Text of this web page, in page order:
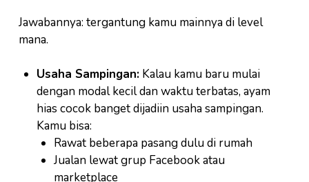
Jawabannya: tergantung kamu mainnya di level
mana.
Usaha Sampingan:Kalau kamu baru mulai
dengan modal kecil dan waktu terbatas, ayam
hias cocok banget dijadiin usaha sampingan.
Kamu bisa:
Rawat beberapa pasang dulu di rumah
Jualan lewat grup Facebook atau
marketplace